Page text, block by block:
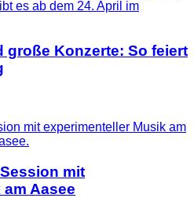
große Konzerte: So feiert
mit
Aasee